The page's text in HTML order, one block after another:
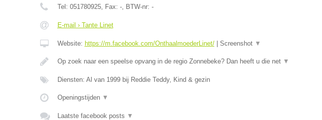
Tel: 051780925, Fax: -, BTW-nr: -
E-mail › Tante Linet
Website: https://m.facebook.com/OnthaalmoederLinet/| Screenshot ▼
Op zoek naar een speelse opvang in de regio Zonnebeke? Dan heeft u die net ▼
Diensten: Al van 1999 bij Reddie Teddy, Kind & gezin
Openingstijden ▼
Laatste facebook posts ▼